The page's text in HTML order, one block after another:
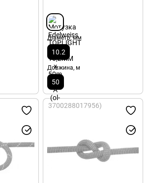
Діаметр, мм
10.2
Довжина, м
50